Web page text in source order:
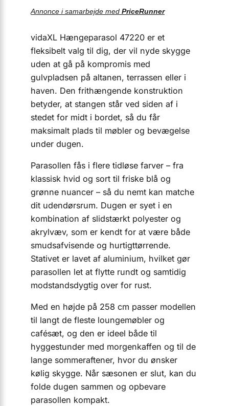
Annonce i samarbejde med PriceRunner
vidaXL Hængeparasol 47220 er et
fleksibelt valg til dig, der vil nyde skygge
uden at gå på kompromis med
gulvpladsen på altanen, terrassen eller i
haven. Den frit­hængende konstruktion
betyder, at stangen står ved siden af i
stedet for midt i bordet, så du får
maksimalt plads til møbler og bevægelse
under dugen.
Parasollen fås i flere tidløse farver – fra
klassisk hvid og sort til friske blå og
grønne nuancer – så du nemt kan matche
dit udendørsrum. Dugen er syet i en
kombination af slidstærkt polyester og
akrylvæv, som er kendt for at være både
smudsafvisende og hurtigttørrende.
Stativet er lavet af aluminium, hvilket gør
parasollen let at flytte rundt og samtidig
modstandsdygtig over for rust.
Med en højde på 258 cm passer modellen
til langt de fleste loungemøbler og
cafésæt, og den er ideel både til
hyggestunder med morgenkaffen og til de
lange sommeraftener, hvor du ønsker
kølig skygge. Når sæsonen er slut, kan du
folde dugen sammen og opbevare
parasollen kompakt.